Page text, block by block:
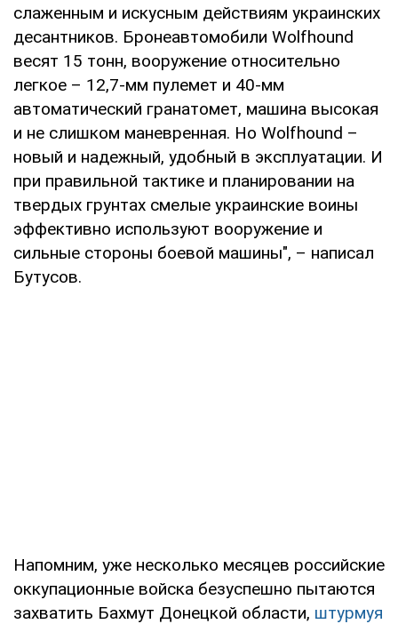
слаженным и искусным действиям украинских
десантников. Бронеавтомобили Wolfhound
весят 15 тонн, вооружение относительно
легкое – 12,7-мм пулемет и 40-мм
автоматический гранатомет, машина высокая
и не слишком маневренная. Но Wolfhound –
новый и надежный, удобный в эксплуатации. И
при правильной тактике и планировании на
твердых грунтах смелые украинские воины
эффективно используют вооружение и
сильные стороны боевой машины", – написал
Бутусов.
Напомним, уже несколько месяцев российские
оккупационные войска безуспешно пытаются
захватить Бахмут Донецкой области, штурмуя